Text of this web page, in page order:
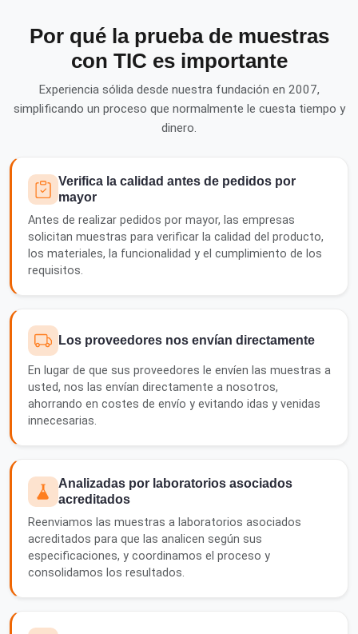
Por qué la prueba de muestras
con TIC es importante
Experiencia sólida desde nuestra fundación en 2007,
simplificando un proceso que normalmente le cuesta tiempo y
dinero.
Verifica la calidad antes de pedidos por
mayor
Antes de realizar pedidos por mayor, las empresas
solicitan muestras para verificar la calidad del producto,
los materiales, la funcionalidad y el cumplimiento de los
requisitos.
Los proveedores nos envían directamente
En lugar de que sus proveedores le envíen las muestras a
usted, nos las envían directamente a nosotros,
ahorrando en costes de envío y evitando idas y venidas
innecesarias.
Analizadas por laboratorios asociados
acreditados
Reenviamos las muestras a laboratorios asociados
acreditados para que las analicen según sus
especificaciones, y coordinamos el proceso y
consolidamos los resultados.